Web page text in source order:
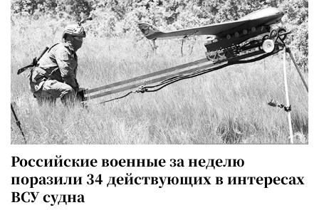
Российские военные за неделю
поразили 34 действующих в интересах
ВСУ судна